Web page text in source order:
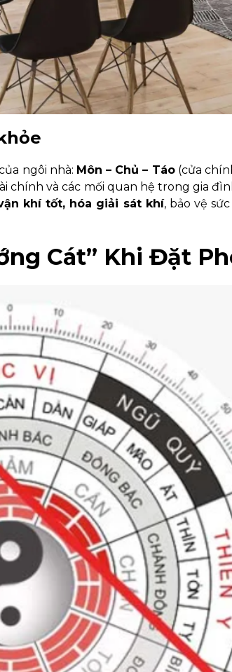
ngôi nhà: Môn – Chủ – Táo(cửa
và các mối quan hệ trong gia
khí tốt, hóa giải sát khí, bảo vệ
Cát” Khi Đặt